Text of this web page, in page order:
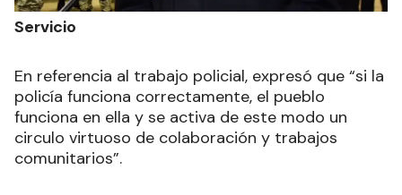
Servicio
En referencia al trabajo policial, expresó que “si la
policía funciona correctamente, el pueblo
funciona en ella y se activa de este modo un
circulo virtuoso de colaboración y trabajos
comunitarios”.